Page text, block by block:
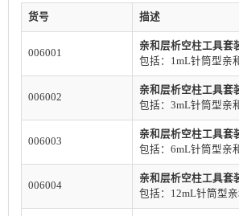
货号 描述
006001
亲和层析空柱工具套
包括：1mL针筒型亲
006002
亲和层析空柱工具套
包括：3mL针筒型亲
006003
亲和层析空柱工具套
包括：6mL针筒型亲
006004
亲和层析空柱工具套
包括：12mL针筒型